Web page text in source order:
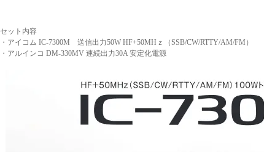
セット内容
・アイコム IC-7300M 送信出力50W HF+50MHｚ（SSB/CW/RTTY/AM/FM）
・アルインコ DM-330MV 連続出力30A 安定化電源